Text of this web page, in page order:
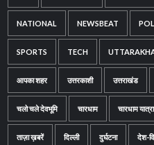
NATIONAL NEWSBEAT
SPORTS TECH
आपका शहर उत्तरकाशी उत्तराखंड
चलो चले देवभूमि चारधाम चारधाम यात्रा
ताज़ा ख़बरें दिल्ली दुर्घटना देश-